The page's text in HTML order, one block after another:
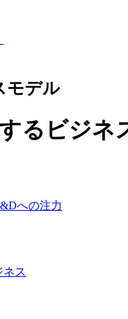
モデル
るビジネ
への注力
ネス